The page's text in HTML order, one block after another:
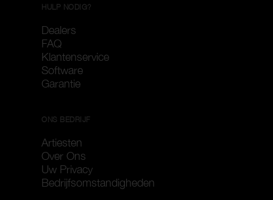
HULP NODIG?
Dealers
FAQ
Klantenservice
Software
Garantie
ONS BEDRIJF
Artiesten
Over Ons
Uw Privacy
Bedrijfsomstandigheden